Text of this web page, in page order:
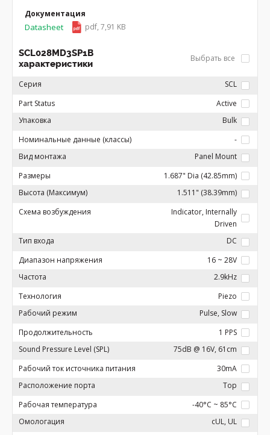
Документация
Datasheet pdf, 7,91 KB
SCL028MD3SP1B
характеристики
Выбрать все
Серия
SCL
Part Status
Active
Упаковка
Bulk
Номинальные данные (классы)
-
Вид монтажа
Panel Mount
Размеры
1.687" Dia (42.85mm)
Высота (Максимум)
1.511" (38.39mm)
Схема возбуждения
Indicator, Internally
Driven
Тип входа
DC
Диапазон напряжения
16 ~ 28V
Частота
2.9kHz
Технология
Piezo
Рабочий режим
Pulse, Slow
Продолжительность
1 PPS
Sound Pressure Level (SPL)
75dB @ 16V, 61cm
Рабочий ток источника питания
30mA
Расположение порта
Top
Рабочая температура
-40°C ~ 85°C
Омологация
cUL, UL